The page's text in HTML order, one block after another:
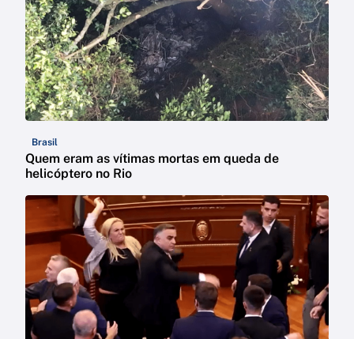
Brasil
Quem eram as vítimas mortas em queda de
helicóptero no Rio